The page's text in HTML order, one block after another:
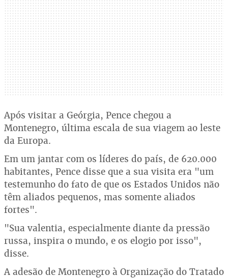
Após visitar a Geórgia, Pence chegou a
Montenegro, última escala de sua viagem ao leste
da Europa.
Em um jantar com os líderes do país, de 620.000
habitantes, Pence disse que a sua visita era "um
testemunho do fato de que os Estados Unidos não
têm aliados pequenos, mas somente aliados
fortes".
"Sua valentia, especialmente diante da pressão
russa, inspira o mundo, e os elogio por isso",
disse.
A adesão de Montenegro à Organização do Tratado